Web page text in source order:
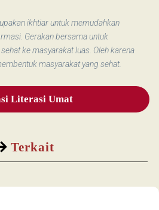
Terkait
ikhtiar untuk memudahkan
Gerakan bersama untuk
ke masyarakat luas. Oleh karena
masyarakat yang sehat.
Literasi Umat